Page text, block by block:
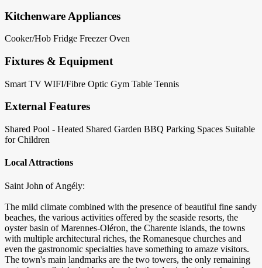
Kitchenware Appliances
Cooker/Hob Fridge Freezer Oven
Fixtures & Equipment
Smart TV WIFI/Fibre Optic Gym Table Tennis
External Features
Shared Pool - Heated Shared Garden BBQ Parking Spaces Suitable
for Children
Local Attractions
Saint John of Angély:
The mild climate combined with the presence of beautiful fine sandy
beaches, the various activities offered by the seaside resorts, the
oyster basin of Marennes-Oléron, the Charente islands, the towns
with multiple architectural riches, the Romanesque churches and
even the gastronomic specialties have something to amaze visitors.
The town's main landmarks are the two towers, the only remaining